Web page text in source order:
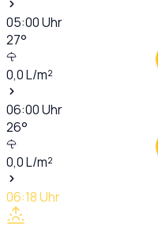
05:00Uhr
27°
0,0L/m²
06:00Uhr
26°
0,0L/m²
06:18Uhr